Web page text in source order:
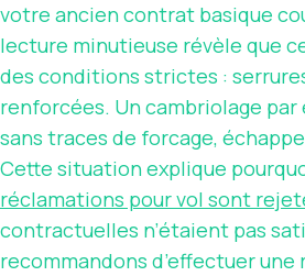
votre ancien contrat basique
lecture minutieuse révèle que
des conditions strictes :
renforcées. Un cambriolage
sans traces de forcage,
Cette situation explique
réclamations pour vol sont
contractuelles n’étaient pas
recommandons d’effectuer